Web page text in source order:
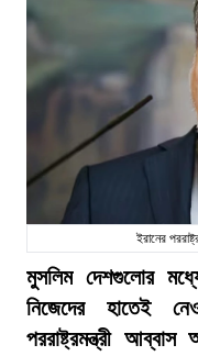
ইরানের
মুসলিম দেশগুলোর
নিজেদের হাতেই
পররাষ্ট্রমন্ত্রী